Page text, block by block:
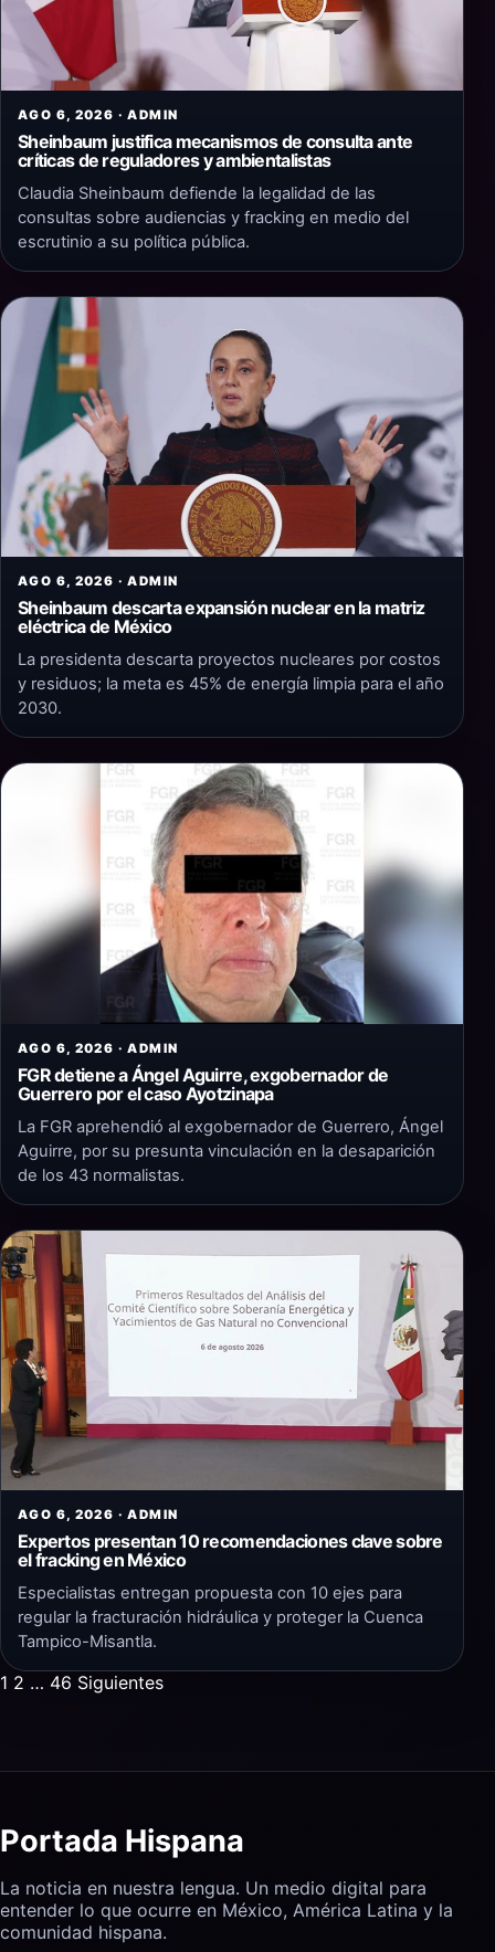
AGO 6, 2026 · ADMIN
Sheinbaum justifica mecanismos de consulta ante
críticas de reguladores y ambientalistas
Claudia Sheinbaum defiende la legalidad de las
consultas sobre audiencias y fracking en medio del
escrutinio a su política pública.
AGO 6, 2026 · ADMIN
Sheinbaum descarta expansión nuclear en la matriz
eléctrica de México
La presidenta descarta proyectos nucleares por costos
y residuos; la meta es 45% de energía limpia para el año
2030.
AGO 6, 2026 · ADMIN
FGR detiene a Ángel Aguirre, exgobernador de
Guerrero por el caso Ayotzinapa
La FGR aprehendió al exgobernador de Guerrero, Ángel
Aguirre, por su presunta vinculación en la desaparición
de los 43 normalistas.
AGO 6, 2026 · ADMIN
Expertos presentan 10 recomendaciones clave sobre
el fracking en México
Especialistas entregan propuesta con 10 ejes para
regular la fracturación hidráulica y proteger la Cuenca
Tampico-Misantla.
Paginación
1 2 … 46 Siguientes
Portada Hispana
La noticia en nuestra lengua. Un medio digital para
entender lo que ocurre en México, América Latina y la
comunidad hispana.